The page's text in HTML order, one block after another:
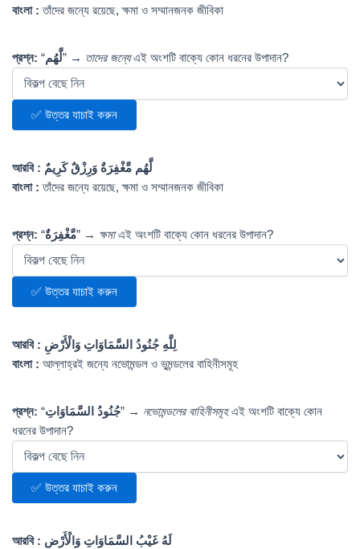
বাংলা : তাঁদের জন্যে রয়েছে, ক্ষমা ও সম্মানজনক জীবিকা
প্রশ্ন: “لَّهُم” → তাদের জন্যেএই অংশটি বাক্যে কোন ধরনের উপাদান?
✅ উত্তর যাচাই করুন
আরবি : لَّهُم مَّغْفِرَةٌ وَرِزْقٌ كَرِيمٌ
বাংলা : তাঁদের জন্যে রয়েছে, ক্ষমা ও সম্মানজনক জীবিকা
প্রশ্ন: “مَّغْفِرَةٌ” → ক্ষমাএই অংশটি বাক্যে কোন ধরনের উপাদান?
✅ উত্তর যাচাই করুন
আরবি : لِلَّهِ جُنُودُ السَّمَاوَاتِ وَالْأَرْضِ
বাংলা : আল্লাহ্‌রই জন্যে নভোমন্ডল ও ভুমন্ডলের বাহিনীসমূহ
প্রশ্ন: “جُنُودُ السَّمَاوَاتِ” → নভোমন্ডলের বাহিনীসমূহএই অংশটি বাক্যে কোন
ধরনের উপাদান?
✅ উত্তর যাচাই করুন
আরবি : لَهُ غَيْبُ السَّمَاوَاتِ وَالْأَرْضِ